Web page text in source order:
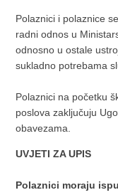
Polaznici i polaznice
radni odnos u
odnosno u ostale
sukladno potrebama
Polaznici na početku
poslova zaključuju
obavezama.
UVJETI ZA UPIS
Polaznici moraju